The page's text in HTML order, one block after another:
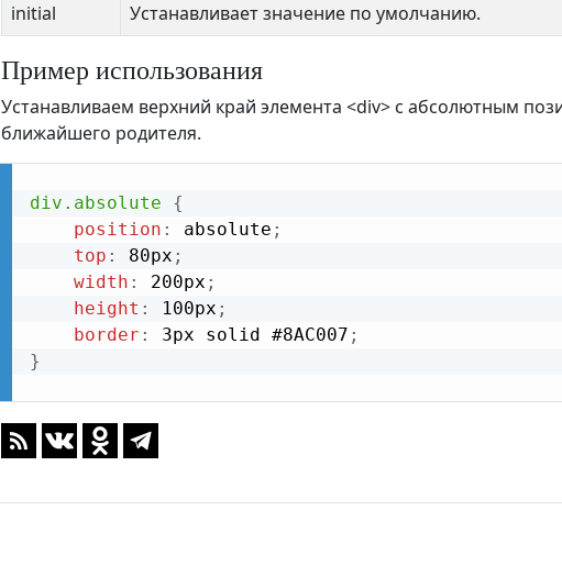
initial
Устанавливает значение по умолчанию.
Пример использования
Устанавливаем верхний край элемента <div> с абсолютным
ближайшего родителя.
div.absolute
{
position : absolute ;
top : 80px ;
width : 200px ;
height : 100px ;
border : 3px solid #8AC007 ;
}